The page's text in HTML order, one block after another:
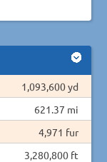
1,093,600 yd
621.37 mi
4,971 fur
3,280,800 ft